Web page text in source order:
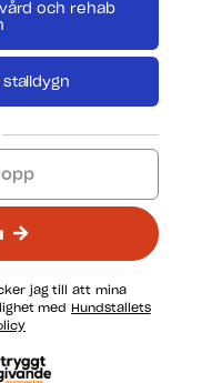
och rehab
jag till att mina
med Hundstallets